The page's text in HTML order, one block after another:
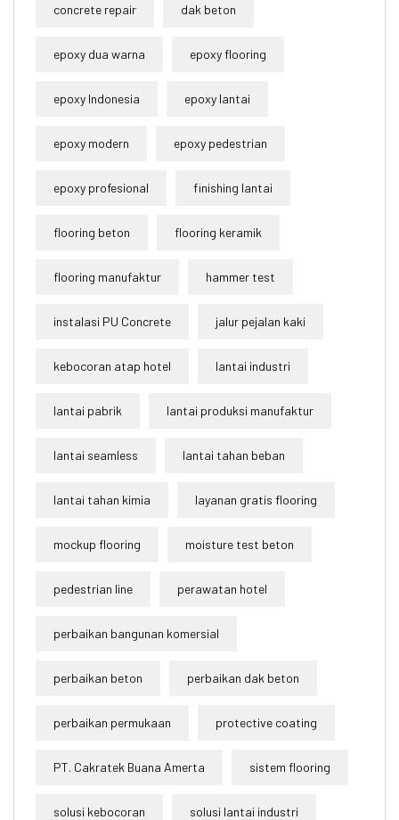
concrete repair dak beton
epoxy dua warna epoxy flooring
epoxy Indonesia epoxy lantai
epoxy modern epoxy pedestrian
epoxy profesional finishing lantai
flooring beton flooring keramik
flooring manufaktur hammer test
instalasi PU Concrete jalur pejalan kaki
kebocoran atap hotel lantai industri
lantai pabrik lantai produksi manufaktur
lantai seamless lantai tahan beban
lantai tahan kimia layanan gratis flooring
mockup flooring moisture test beton
pedestrian line perawatan hotel
perbaikan bangunan komersial
perbaikan beton perbaikan dak beton
perbaikan permukaan protective coating
PT. Cakratek Buana Amerta sistem flooring
solusi kebocoran solusi lantai industri